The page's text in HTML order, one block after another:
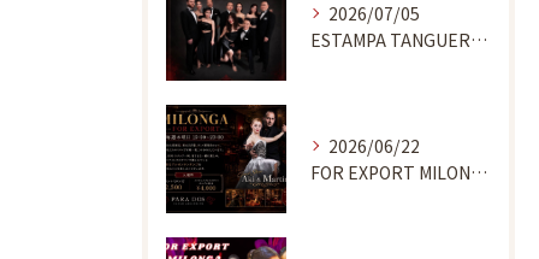
2026/07/05
ESTAMPA TANGUERA MILONGA
2026/06/22
FOR EXPORT MILONGA 7/9